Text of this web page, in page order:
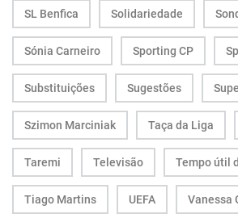
SL Benfica Solidariedade
Sónia Carneiro Sporting CP
Substituições Sugestões
Szimon Marciniak Taça da Liga
Taremi Televisão Tempo útil
Tiago Martins UEFA Vanessa